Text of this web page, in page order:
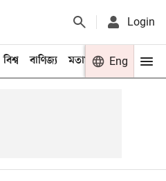
Login
বিশ্ব বাণিজ্য মতামত খেলা
Eng